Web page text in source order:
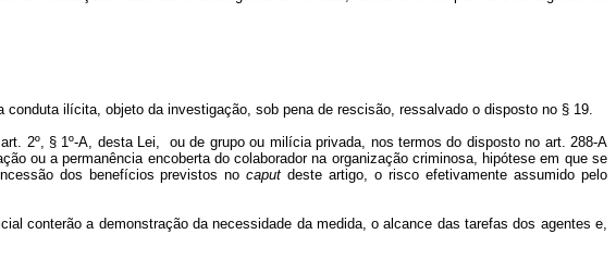
ilícita, objeto da investigação, sob pena de rescisão, ressalvado o disposto no § 19.
2º, § 1º-A, desta Lei, ou de grupo ou milícia privada, nos termos do disposto no art. 288-A
ou a permanência encoberta do colaborador na organização criminosa, hipótese em que se
dos benefícios previstos nocaput deste artigo, o risco efetivamente assumido pelo
conterão a demonstração da necessidade da medida, o alcance das tarefas dos agentes e,